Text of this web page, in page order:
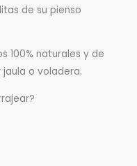
de su pienso
100% naturales y de
o voladera.